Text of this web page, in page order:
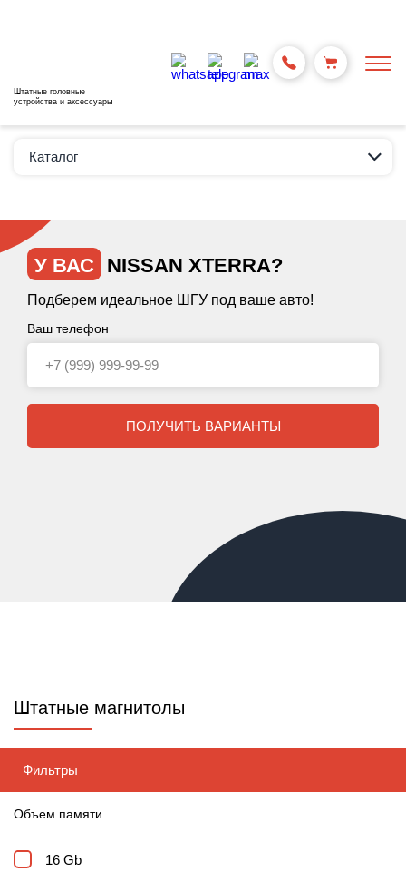
Штатные головные
устройства и аксессуары
Каталог
У ВАС NISSAN XTERRA?
Подберем идеальное ШГУ под ваше авто!
Ваш телефон
ПОЛУЧИТЬ ВАРИАНТЫ
Штатные магнитолы
Фильтры
Объем памяти
16 Gb